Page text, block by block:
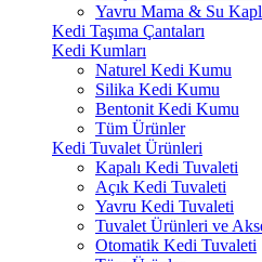
Yavru Mama & Su
Kedi Taşıma Çantaları
Kedi Kumları
Naturel Kedi Kumu
Silika Kedi Kumu
Bentonit Kedi Kumu
Tüm Ürünler
Kedi Tuvalet Ürünleri
Kapalı Kedi Tuvaleti
Açık Kedi Tuvaleti
Yavru Kedi Tuvaleti
Tuvalet Ürünleri ve
Otomatik Kedi Tuvaleti